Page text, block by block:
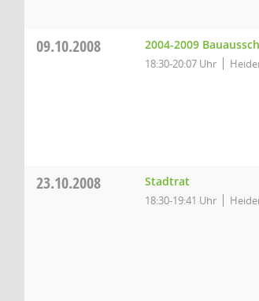
09.10.2008 2004-2009
18:30-20:07 Uhr
23.10.2008 Stadtrat
18:30-19:41 Uhr